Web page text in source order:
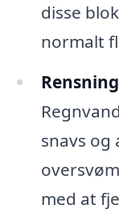
disse
normalt
snavs og
med at